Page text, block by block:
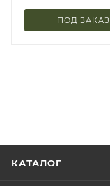
ПОД ЗАКАЗ
КАТАЛОГ